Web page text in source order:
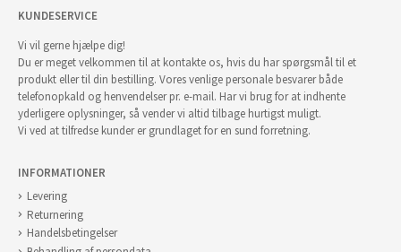
KUNDESERVICE
Vi vil gerne hjælpe dig!
Du er meget velkommen til at kontakte os, hvis du har spørgsmål til et
produkt eller til din bestilling. Vores venlige personale besvarer både
telefonopkald og henvendelser pr. e-mail. Har vi brug for at indhente
yderligere oplysninger, så vender vi altid tilbage hurtigst muligt.
Vi ved at tilfredse kunder er grundlaget for en sund forretning.
INFORMATIONER
Levering
Returnering
Handelsbetingelser